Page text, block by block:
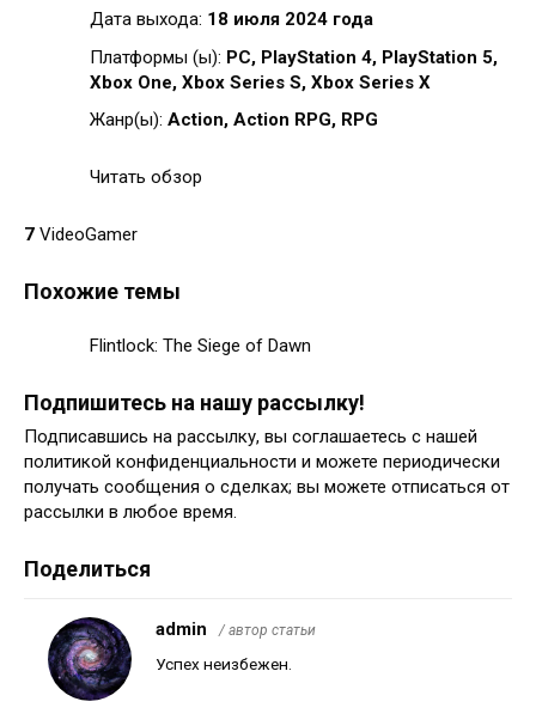
Дата выхода: 18 июля 2024 года
Платформы (ы): PC, PlayStation 4, PlayStation 5,
Xbox One, Xbox Series S, Xbox Series X
Жанр(ы): Action, Action RPG, RPG
Читать обзор
7 VideoGamer
Похожие темы
Flintlock: The Siege of Dawn
Подпишитесь на нашу рассылку!
Подписавшись на рассылку, вы соглашаетесь с нашей
политикой конфиденциальности и можете периодически
получать сообщения о сделках; вы можете отписаться от
рассылки в любое время.
Поделиться
admin / автор статьи
Успех неизбежен.